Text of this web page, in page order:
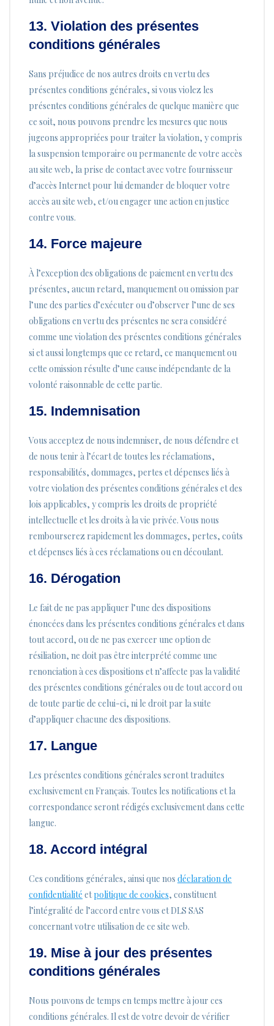
13. Violation des présentes
conditions générales
Sans préjudice de nos autres droits en vertu des
présentes conditions générales, si vous violez les
présentes conditions générales de quelque manière que
ce soit, nous pouvons prendre les mesures que nous
jugeons appropriées pour traiter la violation, y compris
la suspension temporaire ou permanente de votre accès
au site web, la prise de contact avec votre fournisseur
d’accès Internet pour lui demander de bloquer votre
accès au site web, et/ou engager une action en justice
contre vous.
14. Force majeure
À l’exception des obligations de paiement en vertu des
présentes, aucun retard, manquement ou omission par
l’une des parties d’exécuter ou d’observer l’une de ses
obligations en vertu des présentes ne sera considéré
comme une violation des présentes conditions générales
si et aussi longtemps que ce retard, ce manquement ou
cette omission résulte d’une cause indépendante de la
volonté raisonnable de cette partie.
15. Indemnisation
Vous acceptez de nous indemniser, de nous défendre et
de nous tenir à l’écart de toutes les réclamations,
responsabilités, dommages, pertes et dépenses liés à
votre violation des présentes conditions générales et des
lois applicables, y compris les droits de propriété
intellectuelle et les droits à la vie privée. Vous nous
rembourserez rapidement les dommages, pertes, coûts
et dépenses liés à ces réclamations ou en découlant.
16. Dérogation
Le fait de ne pas appliquer l’une des dispositions
énoncées dans les présentes conditions générales et dans
tout accord, ou de ne pas exercer une option de
résiliation, ne doit pas être interprété comme une
renonciation à ces dispositions et n’affecte pas la validité
des présentes conditions générales ou de tout accord ou
de toute partie de celui-ci, ni le droit par la suite
d’appliquer chacune des dispositions.
17. Langue
Les présentes conditions générales seront traduites
exclusivement en Français. Toutes les notifications et la
correspondance seront rédigés exclusivement dans cette
langue.
18. Accord intégral
Ces conditions générales, ainsi que nos déclaration de
confidentialité etpolitique de cookies, constituent
l’intégralité de l’accord entre vous et DLS SAS
concernant votre utilisation de ce site web.
19. Mise à jour des présentes
conditions générales
Nous pouvons de temps en temps mettre à jour ces
conditions générales. Il est de votre devoir de vérifier